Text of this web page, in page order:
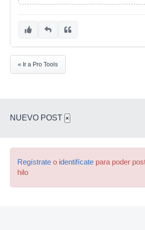
« Ir a Pro Tools
NUEVO POST ×
Regístrate o identifícate para poder
hilo